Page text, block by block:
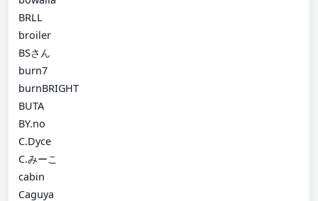
BRLL
broiler
BSさん
burn7
burnBRIGHT
BUTA
BY.no
C.Dyce
C.みーこ
cabin
Caguya